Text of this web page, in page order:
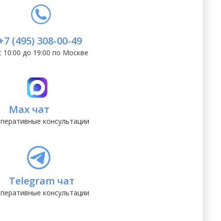
(495) 308-00-49
10:00 до 19:00 по Москве
Max чат
консультации
Telegram чат
консультации